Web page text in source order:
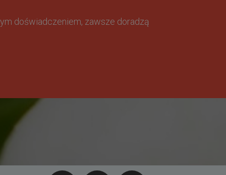
doświadczeniem, zawsze doradzą